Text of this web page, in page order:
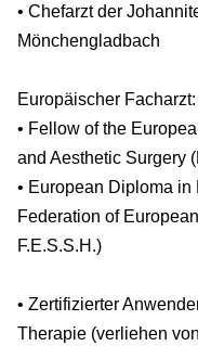
• Chefarzt der
Mönchengladbach
Europäischer Facharzt:
• Fellow of the
and Aesthetic Surgery
• European Diploma
Federation of
F.E.S.S.H.)
• Zertifizierter
Therapie (verliehen